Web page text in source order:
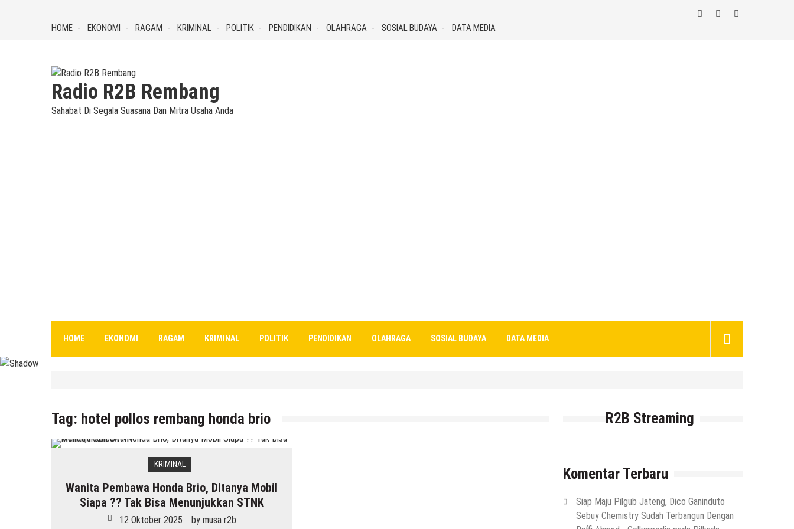
HOME EKONOMI RAGAM KRIMINAL POLITIK PENDIDIKAN OLAHRAGA SOSIAL BUDAYA DATA MEDIA
Radio R2B Rembang
Sahabat Di Segala Suasana Dan Mitra Usaha Anda
HOME EKONOMI RAGAM KRIMINAL POLITIK PENDIDIKAN OLAHRAGA SOSIAL BUDAYA DATA MEDIA
7 Agustus 2026 bymusa r2b
HEADLINE
Gaung Tolak MBG Mencuat, Begini Tanggapan Kepala SMP N 5 Rembang Menik Mustikatun
6 Agustus 2026 bymusa r2b
Tag: hotel pollos rembang honda brio
KRIMINAL
Wanita Pembawa Honda Brio, Ditanya Mobil
Siapa ?? Tak Bisa Menunjukkan STNK
12 Oktober 2025 by musa r2b
R2B Streaming
Komentar Terbaru
Siap Maju Pilgub Jateng, Dico Ganinduto
Sebuy Chemistry Sudah Terbangun Dengan